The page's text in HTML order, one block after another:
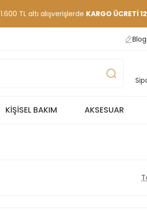
1.600 TL altı alışverişlerde KARGO ÜCRETİ
Blog
KIŞISEL BAKIM AKSESUAR